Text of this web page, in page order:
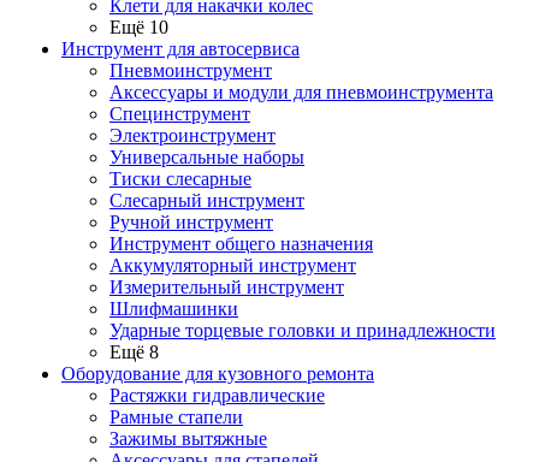
Клети для накачки колес
Ещё 10
Инструмент для автосервиса
Пневмоинструмент
Аксессуары и модули для пневмоинструмента
Специнструмент
Электроинструмент
Универсальные наборы
Тиски слесарные
Слесарный инструмент
Ручной инструмент
Инструмент общего назначения
Аккумуляторный инструмент
Измерительный инструмент
Шлифмашинки
Ударные торцевые головки и принадлежности
Ещё 8
Оборудование для кузовного ремонта
Растяжки гидравлические
Рамные стапели
Зажимы вытяжные